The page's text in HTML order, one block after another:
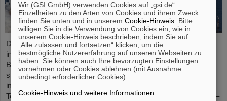
Das GSI Helmholtzzentrum für Schwerionenforschung und die
internationale Beschleunigeranlage FAIR haben einen wichtigen
Beitrag zum Erfolg der Artemis-II-Mondmission geleistet. Eine
speziell entwickelte Kamera für den Einsatz im Weltraum wurde
im Vorfeld erfolgreich unter realitätsnahen Bedingungen am
Teilchenbeschleuniger von GSI und FAIR getestet. Die Kamera –
Wir (GSI GmbH) verwenden Cookies auf „gsi.de“.
Einzelheiten zu den Arten von Cookies und ihrem Zweck
finden Sie unten und in unseremCookie-Hinweis . Bitte
willigen Sie in die Verwendung von Cookies ein, wie in
unserem Cookie-Hinweis beschrieben, indem Sie auf
„Alle zulassen und fortsetzen“ klicken, um die
bestmögliche Nutzererfahrung auf unseren Webseiten zu
haben. Sie können auch Ihre bevorzugten Einstellungen
vornehmen oder Cookies ablehnen (mit Ausnahme
unbedingt erforderlicher Cookies).
Cookie-Hinweis und weitere Informationen